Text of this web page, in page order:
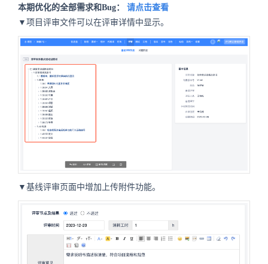
本期优化的全部需求和Bug： 请点击查看
▼项目评审文件可以在评审详情中显示。
▼基线评审页面中增加上传附件功能。